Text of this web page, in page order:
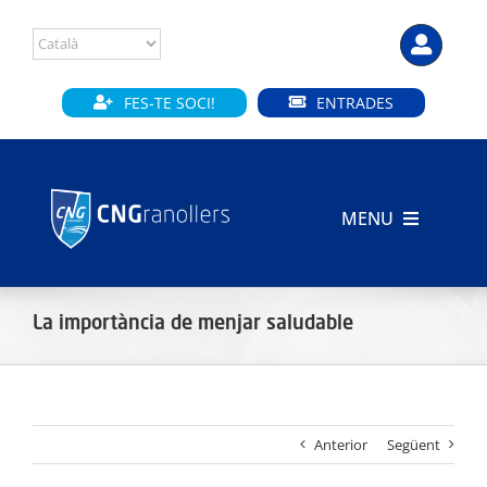
content
FES-TE SOCI! ENTRADES
MENU
La importància de menjar saludable
Anterior Següent